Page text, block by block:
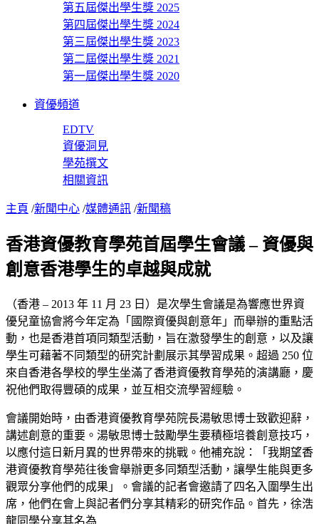
第五屆傑出學生獎 2025
第四屆傑出學生獎 2024
第三屆傑出學生獎 2023
第二屆傑出學生獎 2021
第一屆傑出學生獎 2020
資優頻道
EDTV
資優洞見
學苑撰文
相關資訊
主頁 /新聞中心 /媒體通訊 /新聞稿
香港資優教育學苑首屆學生會議 – 資優與
創意香港學生的卓越與成就
（香港 – 2013 年 11 月 23 日）是次學生會議是為響應世界資
優兒童協會將今年定為「國際資優與創意年」而舉辦的重點活
動，也是香港首項同類型活動，旨在激發學生的創意，以及讓
學生可藉著不同類型的研究計劃展示其學習成果。超過 250 位
來自香港各學校的學生坐滿了香港資優教育學苑的演講廳，慶
祝他們取得豐碩的成果，並互相交流學習經驗。
會議開始時，由香港資優教育學苑院長湯敏思博士致歡迎辭，
講述創意的重要。湯敏思博士鼓勵學生要積極培養創意技巧，
以應付這日新月異的世界帶來的挑戰。他補充說：「我期望香
港資優教育學苑往後會舉辦更多同類型活動，讓學生能與更多
觀眾分享他們的成果」。會議的記者會邀請了四名入圍學生出
席，他們在會上與記者們分享其精彩的研究作品。首先，徐浩
龍同學分享其名為